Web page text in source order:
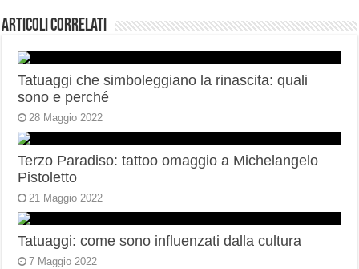
Articoli correlati
Tatuaggi che simboleggiano la rinascita: quali
sono e perché
28 Maggio 2022
Terzo Paradiso: tattoo omaggio a Michelangelo
Pistoletto
21 Maggio 2022
Tatuaggi: come sono influenzati dalla cultura
7 Maggio 2022